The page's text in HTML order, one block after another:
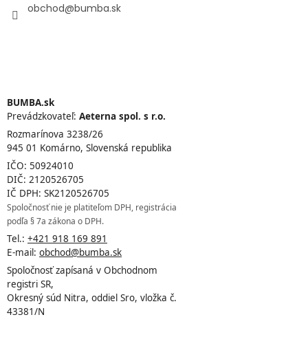
obchod@bumba.sk
BUMBA.sk
Prevádzkovateľ: Aeterna spol. s r.o.
Rozmarínova 3238/26
945 01 Komárno, Slovenská republika
IČO: 50924010
DIČ: 2120526705
IČ DPH: SK2120526705
Spoločnosť nie je platiteľom DPH, registrácia
podľa § 7a zákona o DPH.
Tel.: +421 918 169 891
E-mail: obchod@bumba.sk
Spoločnosť zapísaná v Obchodnom
registri SR,
Okresný súd Nitra, oddiel Sro, vložka č.
43381/N